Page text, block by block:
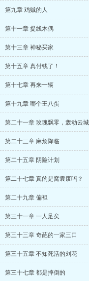
第九章 鸡贼的人
第十一章 提线木偶
第十三章 神秘买家
第十五章 真付钱了！
第十七章 再来一辆
第十九章 哪个王八蛋
第二十一章 玫瑰飘零，轰动云城
第二十三章 麻烦降临
第二十五章 阴险计划
第二十七章 真的是窝囊废吗？
第二十九章 偏袒
第三十一章 一人足矣
第三十三章 奇葩的一家三口
第三十五章 不知死活的刘花
第三十七章 都是摔倒的